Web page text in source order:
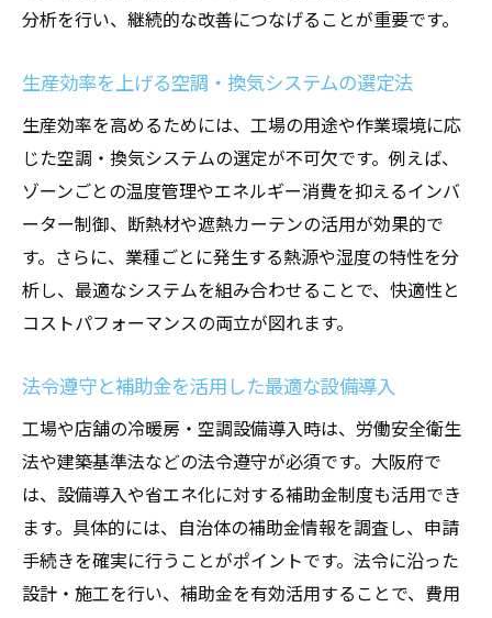
分析を行い、継続的な改善につなげることが重要です。
生産効率を上げる空調・換気システムの選定法
生産効率を高めるためには、工場の用途や作業環境に応
じた空調・換気システムの選定が不可欠です。例えば、
ゾーンごとの温度管理やエネルギー消費を抑えるインバ
ーター制御、断熱材や遮熱カーテンの活用が効果的で
す。さらに、業種ごとに発生する熱源や湿度の特性を分
析し、最適なシステムを組み合わせることで、快適性と
コストパフォーマンスの両立が図れます。
法令遵守と補助金を活用した最適な設備導入
工場や店舗の冷暖房・空調設備導入時は、労働安全衛生
法や建築基準法などの法令遵守が必須です。大阪府で
は、設備導入や省エネ化に対する補助金制度も活用でき
ます。具体的には、自治体の補助金情報を調査し、申請
手続きを確実に行うことがポイントです。法令に沿った
設計・施工を行い、補助金を有効活用することで、費用